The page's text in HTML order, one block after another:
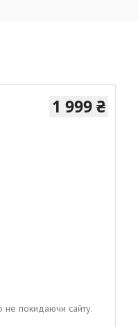
1 999 ₴
не покидаючи сайту.